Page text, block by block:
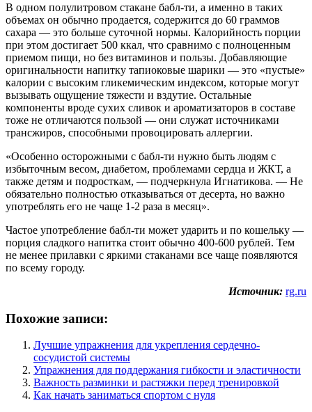
В одном полулитровом стакане бабл-ти, а именно в таких
объемах он обычно продается, содержится до 60 граммов
сахара — это больше суточной нормы. Калорийность порции
при этом достигает 500 ккал, что сравнимо с полноценным
приемом пищи, но без витаминов и пользы. Добавляющие
оригинальности напитку тапиоковые шарики — это «пустые»
калории с высоким гликемическим индексом, которые могут
вызывать ощущение тяжести и вздутие. Остальные
компоненты вроде сухих сливок и ароматизаторов в составе
тоже не отличаются пользой — они служат источниками
трансжиров, способными провоцировать аллергии.
«Особенно осторожными с бабл-ти нужно быть людям с
избыточным весом, диабетом, проблемами сердца и ЖКТ, а
также детям и подросткам, — подчеркнула Игнатикова. — Не
обязательно полностью отказываться от десерта, но важно
употреблять его не чаще 1-2 раза в месяц».
Частое употребление бабл-ти может ударить и по кошельку —
порция сладкого напитка стоит обычно 400-600 рублей. Тем
не менее прилавки с яркими стаканами все чаще появляются
по всему городу.
Источник: rg.ru
Похожие записи:
Лучшие упражнения для укрепления сердечно-
сосудистой системы
Упражнения для поддержания гибкости и эластичности
Важность разминки и растяжки перед тренировкой
Как начать заниматься спортом с нуля